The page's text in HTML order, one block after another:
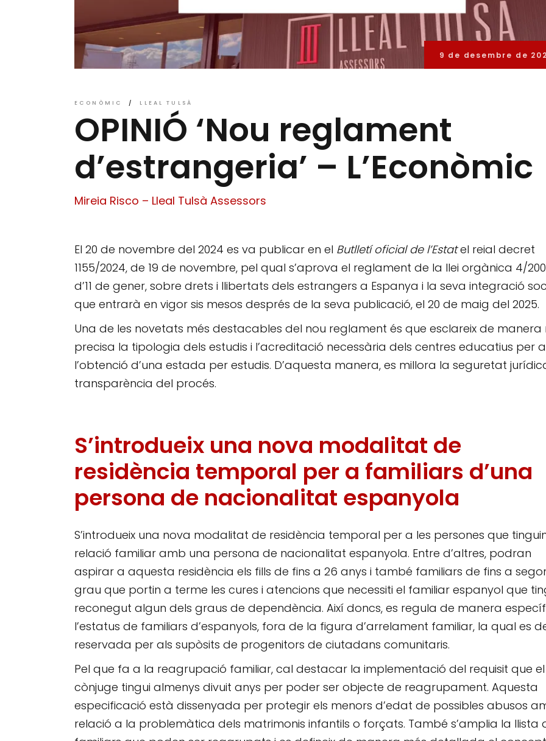
9 de desembre de
ECONÒMIC LLEAL TULSÀ
OPINIÓ ‘Nou reglament
d’estrangeria’ – L’Econòmic
Mireia Risco – Lleal Tulsà Assessors
El 20 de novembre del 2024 es va publicar en el Butlletí oficial de l’Estatel reial decret
1155/2024, de 19 de novembre, pel qual s’aprova el reglament de la llei orgànica 4/
d’11 de gener, sobre drets i llibertats dels estrangers a Espanya i la seva integració
que entrarà en vigor sis mesos després de la seva publicació, el 20 de maig del 2025.
Una de les novetats més destacables del nou reglament és que esclareix de manera
precisa la tipologia dels estudis i l’acreditació necessària dels centres educatius per a
l’obtenció d’una estada per estudis. D’aquesta manera, es millora la seguretat
transparència del procés.
S’introdueix una nova modalitat de
residència temporal per a familiars d’una
persona de nacionalitat espanyola
S’introdueix una nova modalitat de residència temporal per a les persones que
relació familiar amb una persona de nacionalitat espanyola. Entre d’altres, podran
aspirar a aquesta residència els fills de fins a 26 anys i també familiars de fins a
grau que portin a terme les cures i atencions que necessiti el familiar espanyol que
reconegut algun dels graus de dependència. Així doncs, es regula de manera
l’estatus de familiars d’espanyols, fora de la figura d’arrelament familiar, la qual es
reservada per als supòsits de progenitors de ciutadans comunitaris.
Pel que fa a la reagrupació familiar, cal destacar la implementació del requisit que el
cònjuge tingui almenys divuit anys per poder ser objecte de reagrupament. Aquesta
especificació està dissenyada per protegir els menors d’edat de possibles abusos
relació a la problemàtica dels matrimonis infantils o forçats. També s’amplia la llista